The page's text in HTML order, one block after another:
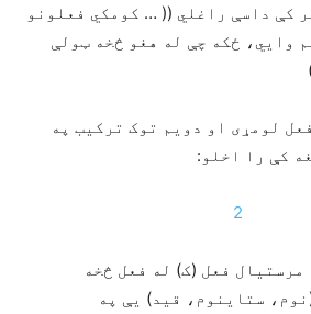
کې داسې راغلي (( … کومکي فعلونو
وايي، ځکه چې له هغو څخه ټولې
لومړی او دویم توک ترکیب په
کې را اخلو:
مرستیال فعل (ک) له فعل څخه
ستاینوم، قید) یې په